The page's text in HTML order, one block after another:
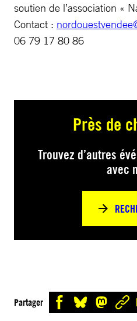
soutien de l’association «
Contact :
06 79 17 80 86
Près de
Trouvez d’autres
avec
Partager